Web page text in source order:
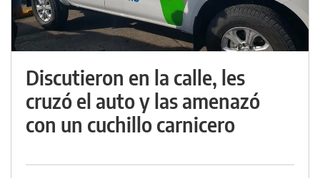
Discutieron en la calle, les
cruzó el auto y las amenazó
con un cuchillo carnicero